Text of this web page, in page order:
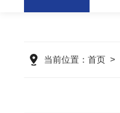
当前位置： 首页>